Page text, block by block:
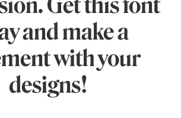
and make a
with your
designs!